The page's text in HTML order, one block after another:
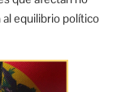
equilibrio político